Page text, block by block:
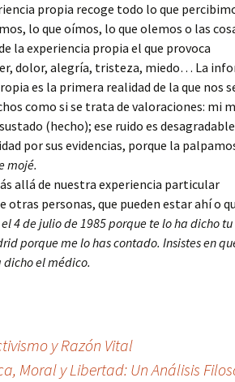
propia recoge todo lo que
lo que oímos, lo que olemos o las
la experiencia propia el que provoca
dolor, alegría, tristeza, miedo… La
es la primera realidad de la que nos
como si se trata de valoraciones: mi
(hecho); ese ruido es desagradable
por sus evidencias, porque la
mojé.
allá de nuestra experiencia particular
otras personas, que pueden estar ahí o
4 de julio de 1985 porque te lo ha dicho
porque me lo has contado. Insistes en
el médico.
y Razón Vital
Moral y Libertad: Un Análisis